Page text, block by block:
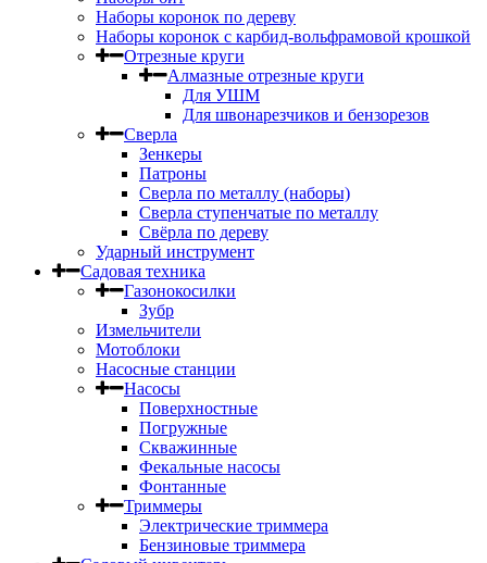
Наборы коронок по дереву
Наборы коронок с карбид-вольфрамовой крошкой
Отрезные круги
Алмазные отрезные круги
Для УШМ
Для швонарезчиков и бензорезов
Сверла
Зенкеры
Патроны
Сверла по металлу (наборы)
Сверла ступенчатые по металлу
Свёрла по дереву
Ударный инструмент
Садовая техника
Газонокосилки
Зубр
Измельчители
Мотоблоки
Насосные станции
Насосы
Поверхностные
Погружные
Скважинные
Фекальные насосы
Фонтанные
Триммеры
Электрические триммера
Бензиновые триммера